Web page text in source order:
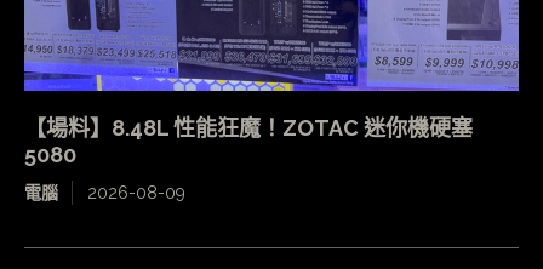
【場料】8.48L 性能狂魔！ZOTAC 迷你機硬塞
5080
電腦 2026-08-09